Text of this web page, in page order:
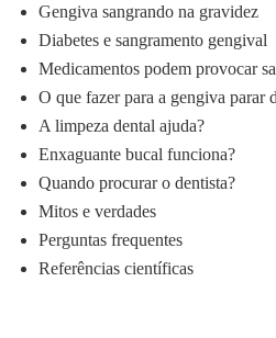
Gengiva sangrando na gravidez
Diabetes e sangramento gengival
Medicamentos podem provocar
O que fazer para a gengiva parar
A limpeza dental ajuda?
Enxaguante bucal funciona?
Quando procurar o dentista?
Mitos e verdades
Perguntas frequentes
Referências científicas